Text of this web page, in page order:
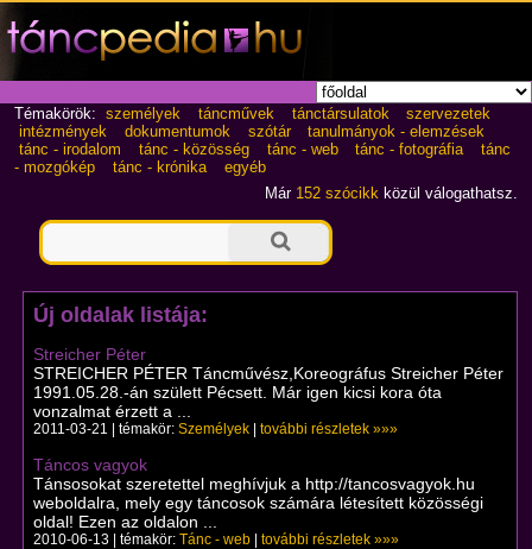
Témakörök: személyek táncművek tánctársulatok
szervezetek
intézmények
dokumentumok szótár
tanulmányok - elemzések
tánc - irodalom
tánc - közösség tánc - web tánc - fotográfia
tánc
- mozgókép
tánc - krónika
egyéb
Már 152 szócikk közül válogathatsz.
Új oldalak listája:
Streicher Péter
STREICHER PÉTER Táncművész,Koreográfus Streicher Péter
1991.05.28.-án születt Pécsett. Már igen kicsi kora óta
vonzalmat érzett a ...
2011-03-21 | témakör: Személyek| további részletek »»»
Táncos vagyok
Tánsosokat szeretettel meghívjuk a http://tancosvagyok.hu
weboldalra, mely egy táncosok számára létesített közösségi
oldal! Ezen az oldalon ...
2010-06-13 | témakör: Tánc - web| további részletek »»»